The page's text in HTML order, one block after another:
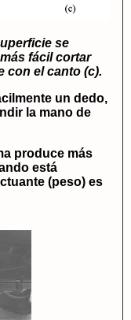
se
fácil cortar
con el canto (c).
un dedo,
la mano de
produce más
está
(peso) es